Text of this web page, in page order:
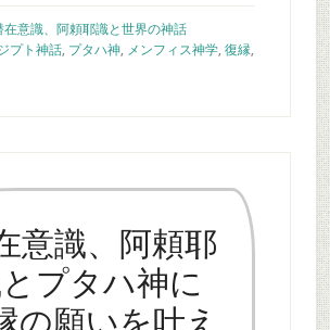
在意識、阿頼耶識と世界の神話
プト神話, プタハ神, メンフィス神学, 復縁,
意識、阿頼耶
プタハ神に
の願いを叶え